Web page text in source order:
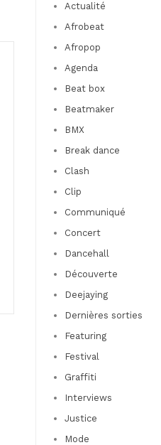
Actualité
Afrobeat
Afropop
Agenda
Beat box
Beatmaker
BMX
Break dance
Clash
Clip
Communiqué
Concert
Dancehall
Découverte
Deejaying
Dernières sorties
Featuring
Festival
Graffiti
Interviews
Justice
Mode